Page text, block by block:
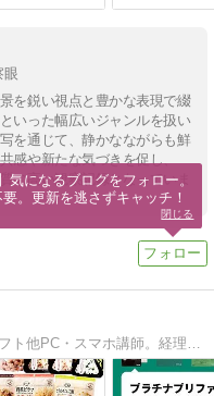
眼
を鋭い視点と豊かな表現で綴
いった幅広いジャンルを扱い
を通じて、静かなながらも鮮
感や新たな気づきを促し、
の高い観察記録となっていま
元 簿記・会計学・販売士・会計ソフト他PC・スマホ講師。経理業務お役立ち・スマホ＆PCお役立ち・シニアの投資・プロ野球観戦等について綴ります。よろしくお願いします。
気になるブログをフォロー。
。更新を逃さずキャッチ！
閉じる